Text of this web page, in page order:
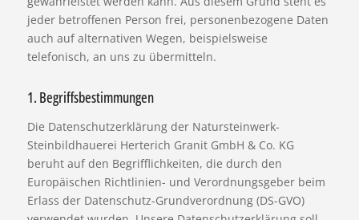
jeder betroffenen Person frei, personenbezogene Daten
auch auf alternativen Wegen, beispielsweise
telefonisch, an uns zu übermitteln.
1. Begriffsbestimmungen
Die Datenschutzerklärung der Natursteinwerk-
Steinbildhauerei Herterich Granit GmbH & Co. KG
beruht auf den Begrifflichkeiten, die durch den
Europäischen Richtlinien- und Verordnungsgeber beim
Erlass der Datenschutz-Grundverordnung (DS-GVO)